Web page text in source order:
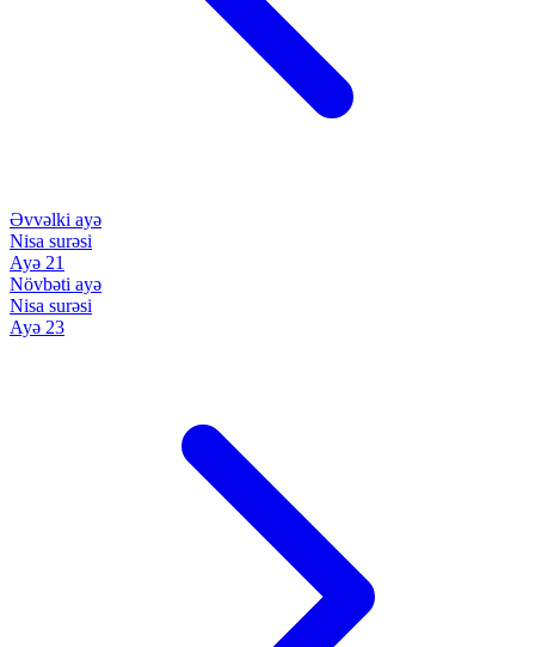
Əvvəlki ayə
Nisa surəsi
Ayə 21
Növbəti ayə
Nisa surəsi
Ayə 23